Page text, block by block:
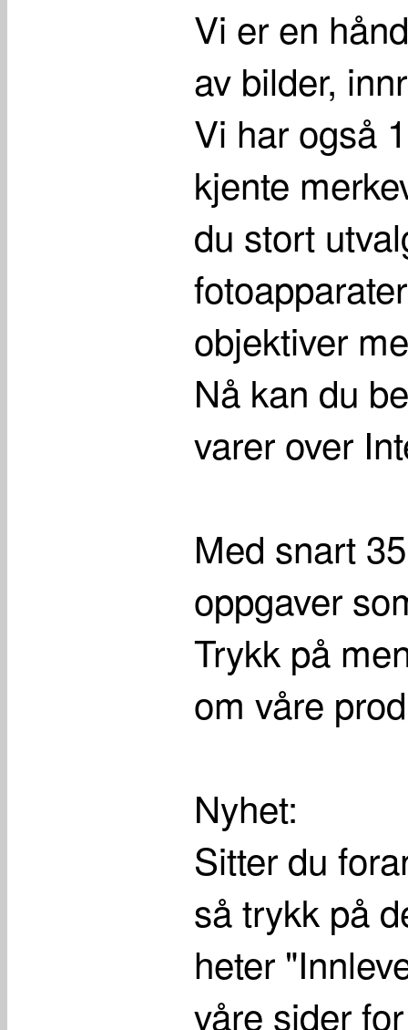
Vi er en
av bilder,
Vi har også
kjente
du stort
objektiver
Nå kan du
varer over
Med snart
oppgaver
Trykk på
om våre
Nyhet:
Sitter du
så trykk på
heter
våre sider